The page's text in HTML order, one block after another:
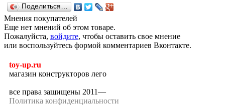
Поделиться…
Мнения покупателей
Еще нет мнений об этом товаре.
Пожалуйста, войдите, чтобы оставить свое мнение
или воспользуйтесь формой комментариев Вконтакте.
toy-up.ru
магазин конструкторов лего
все права защищены 2011—
Политика конфиденциальности